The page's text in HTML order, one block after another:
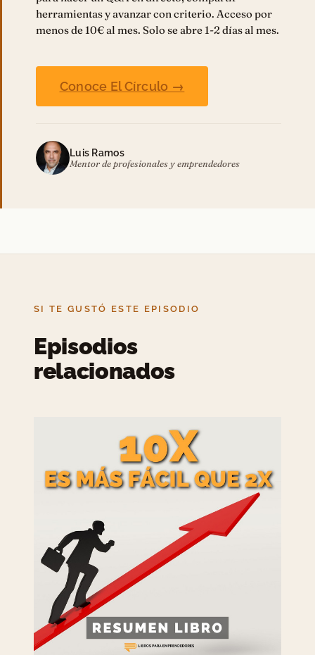
herramientas y avanzar con criterio. Acceso por
menos de 10€ al mes. Solo se abre 1-2 días al mes.
Conoce El Círculo →
Luis Ramos
Mentor de profesionales y emprendedores
SI TE GUSTÓ ESTE EPISODIO
Episodios
relacionados